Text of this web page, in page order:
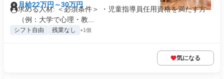
月給22万円～30万円
求める人材: ＜必須条件＞ ・児童指導員任用資格を満たす方
（例：大学で心理・教...
シフト自由 残業なし +1個
気になる